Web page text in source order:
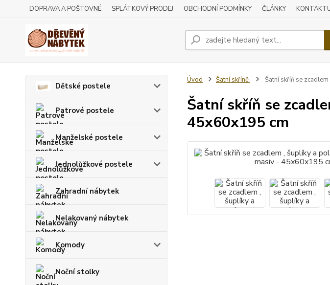
DOPRAVA A POŠTOVNÉ SPLÁTKOVÝ PRODEJ OBCHODNÍ PODMÍNKY ČLÁNKY
Dětské postele
Patrové postele
Manželské postele
Jednolůžkové postele
Zahradní nábytek
Nelakovaný nábytek
Komody
Noční stolky
Úvod Šatní skříně Šatní skříň se
Šatní skříň se
45x60x195 cm